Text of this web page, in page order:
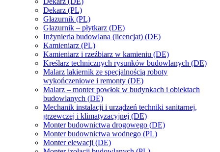
Dekarz (PL)
Glazurnik (PL)
Glazurnik – płytkarz (DE)
Inżynieria budowlana (licencjat) (DE)
Kamieniarz (PL)
Kamieniarz i rzeźbiarz w kamieniu (DE)
Kreślarz technicznych rysunków budowlanych (DE)
Malarz lakiernik ze specjalnością roboty
wykończeniowe i remonty (DE)
Malarz – monter powłok w budynkach i obiektach
budowlanych (DE)
Mechanik instalacji i urządzeń techniki sanitarnej,
grzewczej i klimatyzacyjnej (DE)
Monter budownictwa drogowego (DE)
Monter budownictwa wodnego (PL)
Monter elewacji (DE)